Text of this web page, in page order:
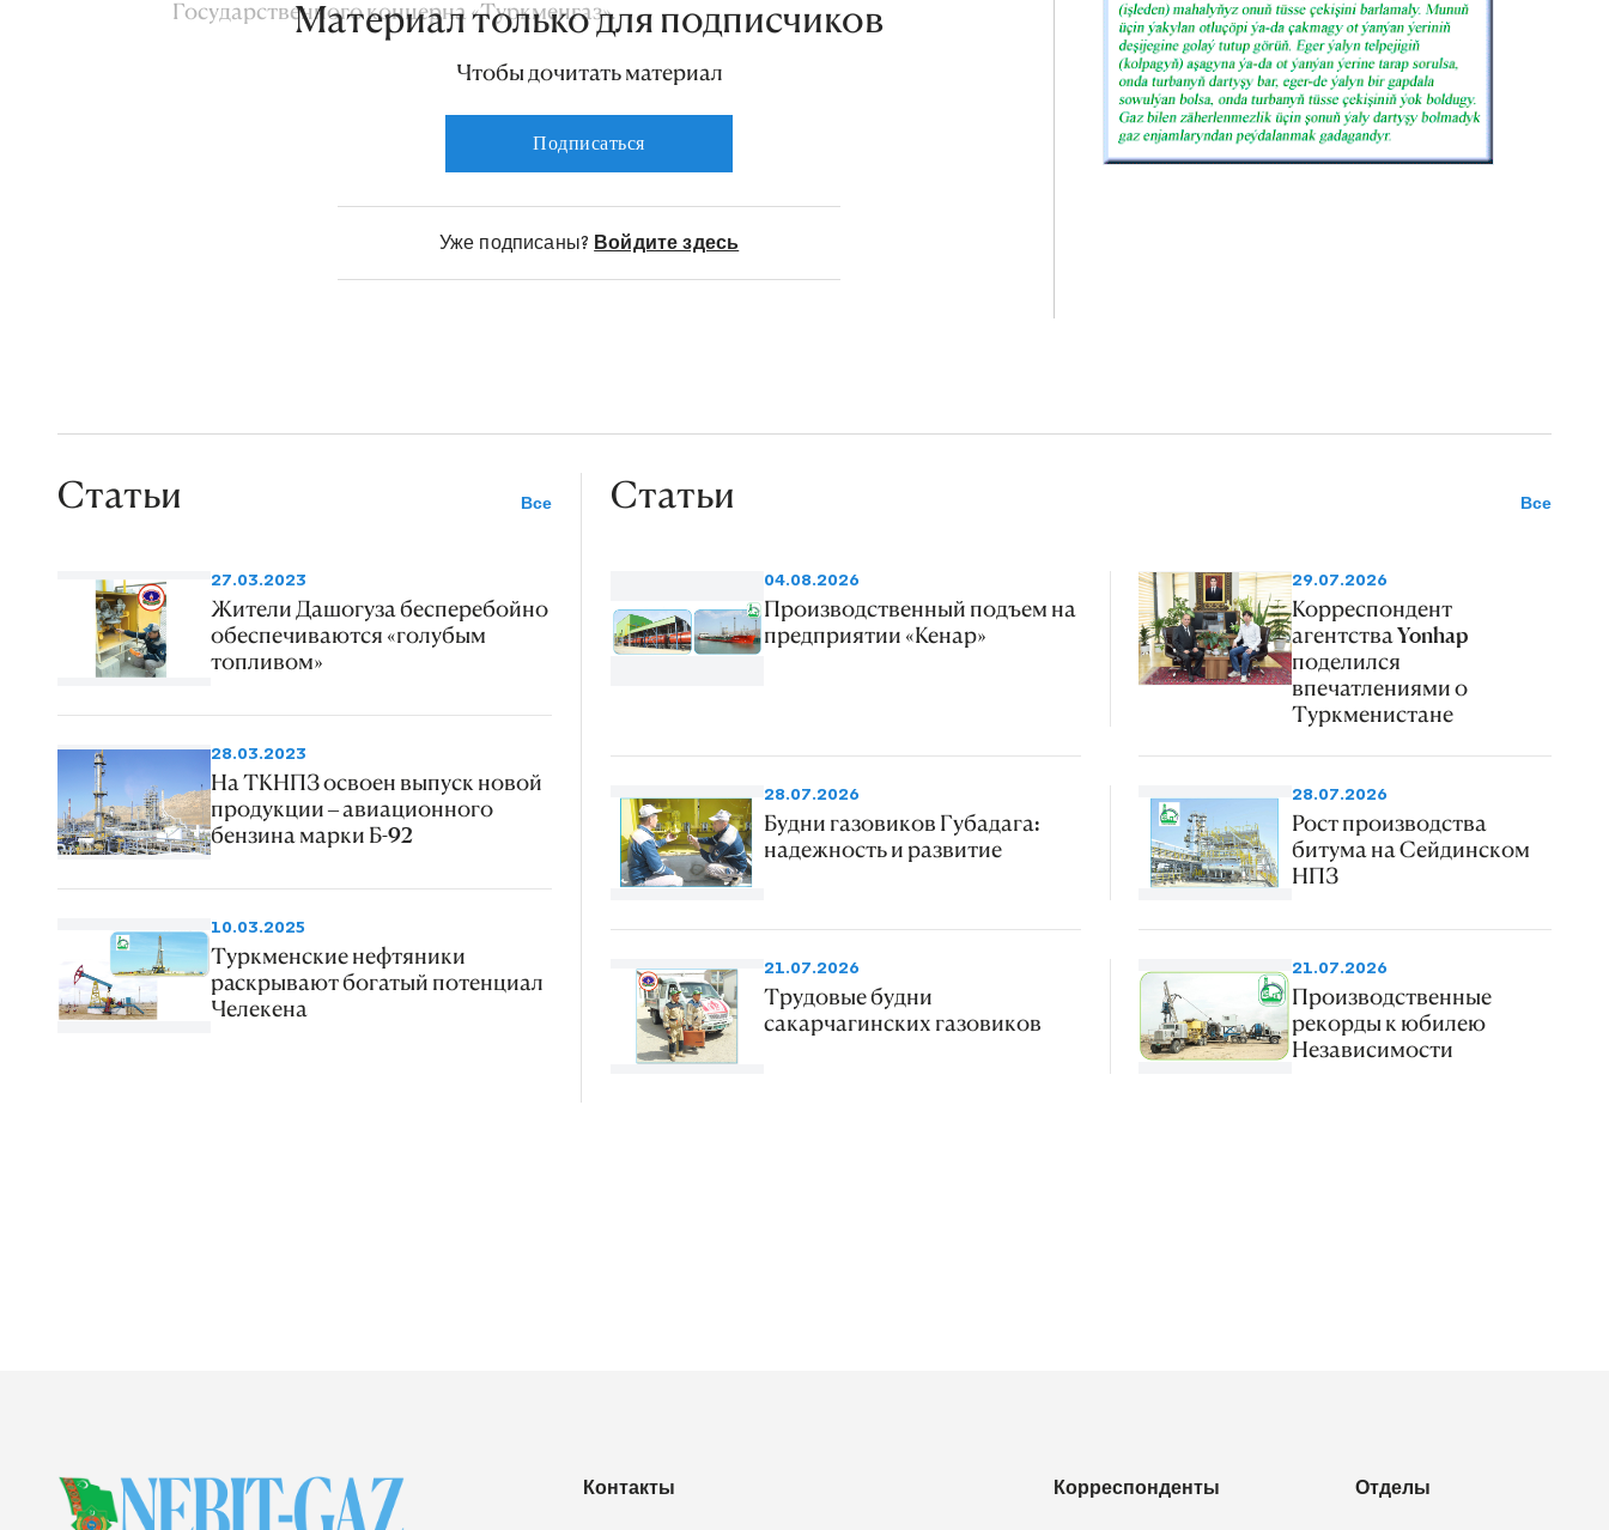
Государственного концерна «Туркменгаз».
Материал только для подписчиков
Чтобы дочитать материал
Подписаться
Уже подписаны? Войдите здесь
Статьи Все
27.03.2023
Жители Дашогуза бесперебойно
обеспечиваются «голубым
топливом»
28.03.2023
На ТКНПЗ освоен выпуск новой
продукции – авиационного
бензина марки Б-92
10.03.2025
Туркменские нефтяники
раскрывают богатый потенциал
Челекена
Статьи Все
04.08.2026
Производственный подъем на
предприятии «Кенар»
29.07.2026
Корреспондент
агентства Yonhap
поделился
впечатлениями о
Туркменистане
28.07.2026
Будни газовиков Губадага:
надежность и развитие
28.07.2026
Рост производства
битума на Сейдинском
НПЗ
21.07.2026
Трудовые будни
сакарчагинских газовиков
21.07.2026
Производственные
рекорды к юбилею
Независимости
Контакты Корреспонденты Отделы